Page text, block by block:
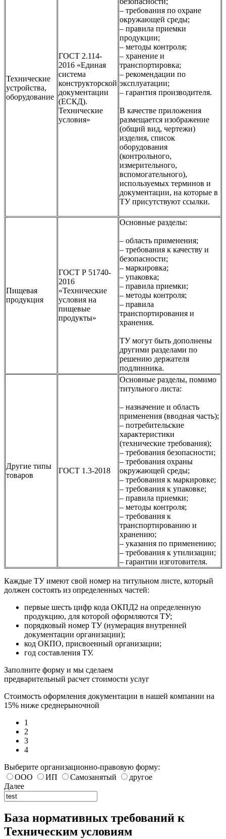
Технические
устройства,
оборудование
ГОСТ 2.114-
2016 «Единая
система
конструкторской
документации
(ЕСКД).
Технические
условия»
– требования по охране
окружающей среды;
– правила приемки
продукции;
– методы контроля;
– хранение и
транспортировка;
– рекомендации по
эксплуатации;
– гарантия производителя.
В качестве приложения
размещается изображение
(общий вид, чертежи)
изделия, список
оборудования
(контрольного,
измерительного,
вспомогательного),
используемых терминов и
документации, на которые в
ТУ присутствуют ссылки.
Пищевая
продукция
ГОСТ Р 51740-
2016
«Технические
условия на
пищевые
продукты»
Основные разделы:
– область применения;
– требования к качеству и
безопасности;
– маркировка;
– упаковка;
– правила приемки;
– методы контроля;
– правила
транспортирования и
хранения.
ТУ могут быть дополнены
другими разделами по
решению держателя
подлинника.
Другие типы
товаров
ГОСТ 1.3-2018
Основные разделы, помимо
титульного листа:
– назначение и область
применения (вводная часть);
– потребительские
характеристики
(технические требования);
– требования безопасности;
– требования охраны
окружающей среды;
– требования к маркировке;
– требования к упаковке;
– правила приемки;
– методы контроля;
– требования к
транспортированию и
хранению;
– указания по применению;
– требования к утилизации;
– гарантии изготовителя.
Каждые ТУ имеют свой номер на титульном листе, который
должен состоять из определенных частей:
первые шесть цифр кода ОКПД2 на определенную
продукцию, для которой оформляются ТУ;
порядковый номер ТУ (нумерация внутренней
документации организации);
код ОКПО, присвоенный организации;
год составления ТУ.
Заполните форму и мы сделаем
предварительный расчет стоимости услуг
Стоимость оформления документации в нашей компании на
15% ниже среднерыночной
1
2
3
4
Выберите организационно-правовую форму:
ООО
ИП Самозанятый
другое
Далее
База нормативных требований к
Техническим условиям